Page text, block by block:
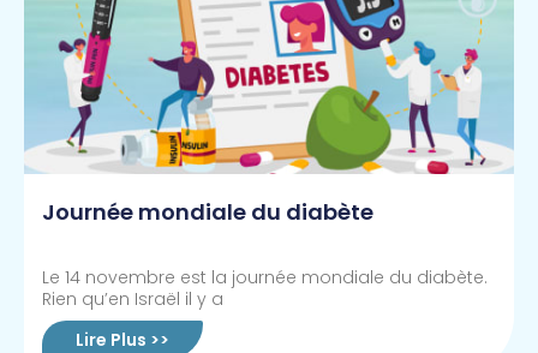
Journée mondiale du diabète
Le 14 novembre est la journée mondiale du diabète.
Rien qu’en Israël il y a
Lire Plus >>